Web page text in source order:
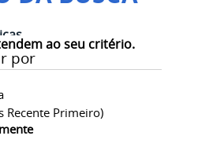
ao seu critério.
por
Recente Primeiro)
Campus
/Notícias